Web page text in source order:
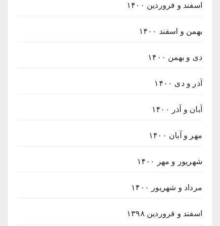
اسفند و فروردین ۱۴۰۰
بهمن و اسفند ۱۴۰۰
دی و بهمن ۱۴۰۰
آذر و دی ۱۴۰۰
آبان و آذر ۱۴۰۰
مهر و آبان ۱۴۰۰
شهریور و مهر ۱۴۰۰
مرداد و شهریور ۱۴۰۰
اسفند و فروردین ۱۳۹۸